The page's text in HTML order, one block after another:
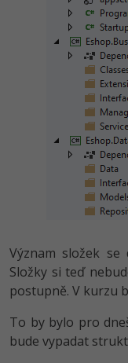
Význam složek
Složky si teď
postupně. V kurzu
To by bylo pro
bude vypadat